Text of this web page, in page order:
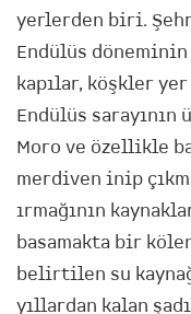
yerlerden biri.
Endülüs
kapılar, köşkler
Endülüs sarayının
Moro ve özellikle
merdiven inip
ırmağının
basamakta bir
belirtilen su
yıllardan kalan